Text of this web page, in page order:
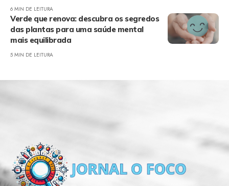
6 MIN DE LEITURA
Verde que renova: descubra os segredos
das plantas para uma saúde mental
mais equilibrada
5 MIN DE LEITURA